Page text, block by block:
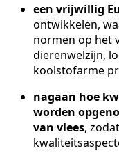
een vrijwillig
ontwikkelen,
normen op het
dierenwelzijn,
koolstofarme
nagaan hoe
worden
van vlees,